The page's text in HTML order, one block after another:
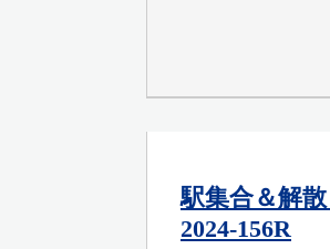
駅集合＆解
2024-156R